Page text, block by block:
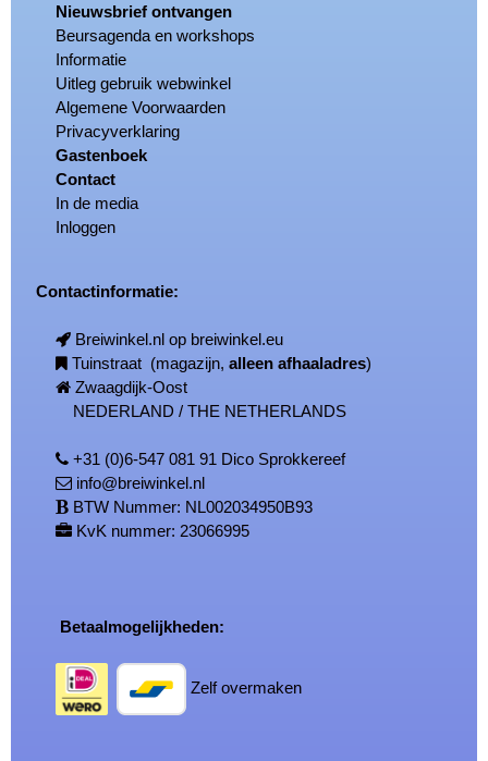
Nieuwsbrief ontvangen
Beursagenda en workshops
Informatie
Uitleg gebruik webwinkel
Algemene Voorwaarden
Privacyverklaring
Gastenboek
Contact
In de media
Inloggen
Contactinformatie:
Breiwinkel.nl op breiwinkel.eu
Tuinstraat (magazijn,alleen afhaaladres)
Zwaagdijk-Oost
NEDERLAND / THE NETHERLANDS
+31 (0)6-547 081 91 Dico Sprokkereef
info@breiwinkel.nl
BTW Nummer: NL002034950B93
KvK nummer: 23066995
Betaalmogelijkheden:
Zelf overmaken